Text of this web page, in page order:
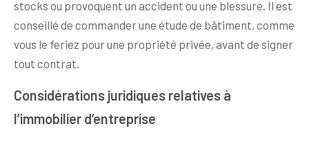
stocks ou provoquent un accident ou une blessure. Il est
conseillé de commander une étude de bâtiment, comme
vous le feriez pour une propriété privée, avant de signer
tout contrat.
Considérations juridiques relatives à
l’immobilier d’entreprise